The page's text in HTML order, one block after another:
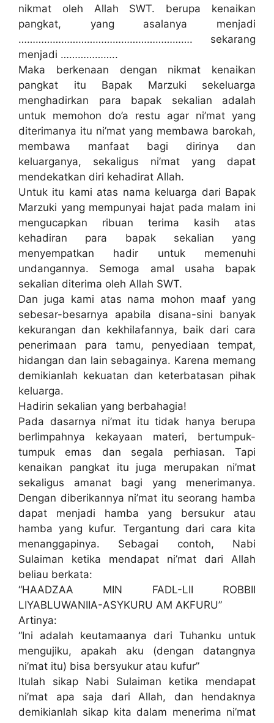
nikmat oleh Allah SWT. berupa kenaikan
pangkat, yang asalanya menjadi
……………………………………………………. sekarang
menjadi ………………..
Maka berkenaan dengan nikmat kenaikan
pangkat itu Bapak Marzuki sekeluarga
menghadirkan para bapak sekalian adalah
untuk memohon do’a restu agar ni’mat yang
diterimanya itu ni’mat yang membawa barokah,
membawa manfaat bagi dirinya dan
keluarganya, sekaligus ni’mat yang dapat
mendekatkan diri kehadirat Allah.
Untuk itu kami atas nama keluarga dari Bapak
Marzuki yang mempunyai hajat pada malam ini
mengucapkan ribuan terima kasih atas
kehadiran para bapak sekalian yang
menyempatkan hadir untuk memenuhi
undangannya. Semoga amal usaha bapak
sekalian diterima oleh Allah SWT.
Dan juga kami atas nama mohon maaf yang
sebesar-besarnya apabila disana-sini banyak
kekurangan dan kekhilafannya, baik dari cara
penerimaan para tamu, penyediaan tempat,
hidangan dan lain sebagainya. Karena memang
demikianlah kekuatan dan keterbatasan pihak
keluarga.
Hadirin sekalian yang berbahagia!
Pada dasarnya ni’mat itu tidak hanya berupa
berlimpahnya kekayaan materi, bertumpuk-
tumpuk emas dan segala perhiasan. Tapi
kenaikan pangkat itu juga merupakan ni’mat
sekaligus amanat bagi yang menerimanya.
Dengan diberikannya ni’mat itu seorang hamba
dapat menjadi hamba yang bersukur atau
hamba yang kufur. Tergantung dari cara kita
menanggapinya. Sebagai contoh, Nabi
Sulaiman ketika mendapat ni’mat dari Allah
beliau berkata:
“HAADZAA MIN FADL-LII ROBBII
LIYABLUWANIIA-ASYKURU AM AKFURU”
Artinya:
“Ini adalah keutamaanya dari Tuhanku untuk
mengujiku, apakah aku (dengan datangnya
ni’mat itu) bisa bersyukur atau kufur”
Itulah sikap Nabi Sulaiman ketika mendapat
ni’mat apa saja dari Allah, dan hendaknya
demikianlah sikap kita dalam menerima ni’mat